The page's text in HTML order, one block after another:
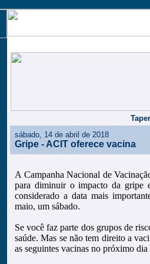
sábado, 14 de abril de 2018
Gripe - ACIT oferece vacina
A Campanha Nacional de
para diminuir o impacto da
considerado a data mais
maio, um sábado.
Se você faz parte dos grupos de
saúde. Mas se não tem direito a
as seguintes vacinas no próximo